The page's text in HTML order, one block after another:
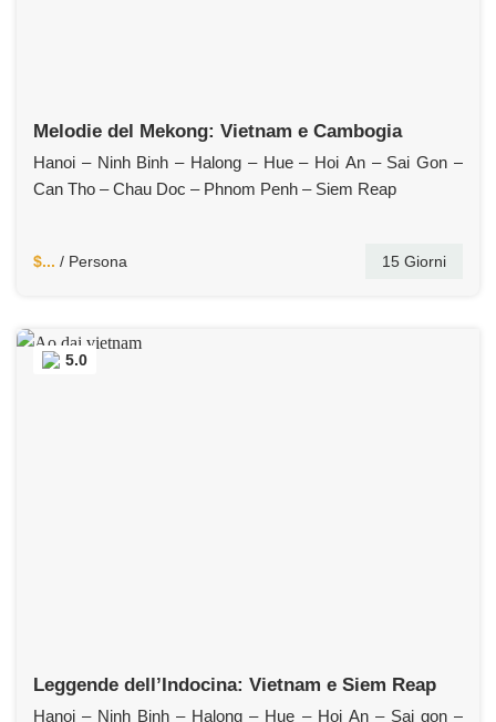
Melodie del Mekong: Vietnam e Cambogia
Hanoi – Ninh Binh – Halong – Hue – Hoi An – Sai Gon –
Can Tho – Chau Doc – Phnom Penh – Siem Reap
$... / Persona 15 Giorni
5.0
Leggende dell’Indocina: Vietnam e Siem Reap
Hanoi – Ninh Binh – Halong – Hue – Hoi An – Sai gon –